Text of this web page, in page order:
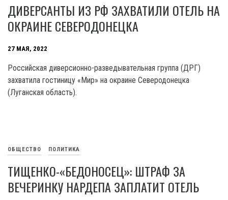
ДИВЕРСАНТЫ ИЗ РФ ЗАХВАТИЛИ ОТЕЛЬ НА
ОКРАИНЕ СЕВЕРОДОНЕЦКА
27 МАЯ, 2022
Российская диверсионно-разведывательная группа (ДРГ)
захватила гостиницу «Мир» на окраине Северодонецка
(Луганская область).
ОБЩЕСТВО ПОЛИТИКА
ТИЩЕНКО-«БЕДОНОСЕЦ»: ШТРАФ ЗА
ВЕЧЕРИНКУ НАРДЕПА ЗАПЛАТИТ ОТЕЛЬ